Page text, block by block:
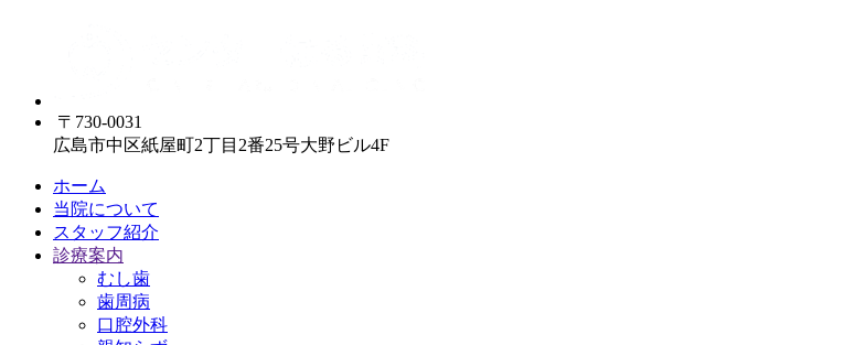
〒730-0031
広島市中区紙屋町2丁目2番25号大野ビル4F
ホーム
当院について
スタッフ紹介
診療案内
むし歯
歯周病
口腔外科